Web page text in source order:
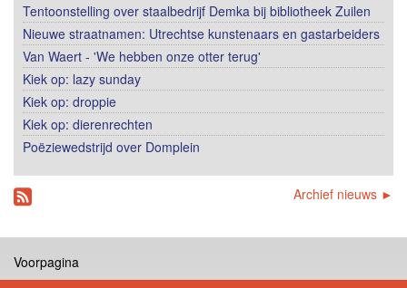
Tentoonstelling over staalbedrijf Demka bij bibliotheek Zuilen
Nieuwe straatnamen: Utrechtse kunstenaars en gastarbeiders
Van Waert - 'We hebben onze otter terug'
Kiek op: lazy sunday
Kiek op: droppie
Kiek op: dierenrechten
Poëziewedstrijd over Domplein
Archief nieuws ►
Voorpagina